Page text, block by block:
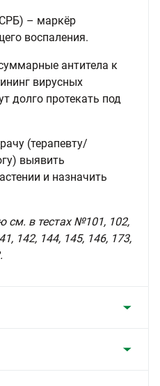
– маркёр
воспаления.
антитела к
вирусных
долго протекать под
(терапевту/
выявить
и назначить
в тестах №101, 102,
142, 144, 145, 146, 173,